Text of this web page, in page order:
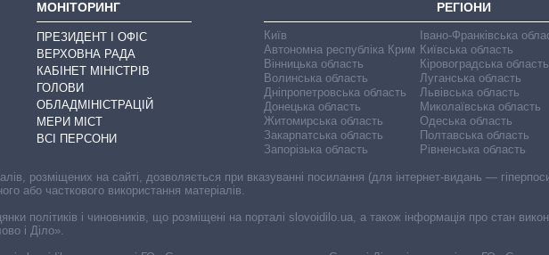
МОНІТОРИНГ
ПРЕЗИДЕНТ І ОФІС
ВЕРХОВНА РАДА
КАБІНЕТ МІНІСТРІВ
ГОЛОВИ
ОБЛАДМІНІСТРАЦІЙ
МЕРИ МІСТ
ВСІ ПЕРСОНИ
РЕГІОНИ
Київ
Автономна республіка Крим
Вінницька область
Волинська область
Дніпропетровська область
Донецька область
Житомирська область
Закарпатська область
Запорізька область
Івано-Франківська
Київська область
Кіровоградська область
Луганська область
Львівська область
Миколаївська область
Одеська область
Полтавська область
Рівненська область
розміщених на сайті, дозволяється при вказуванні посилання (для інтернет-видань —
або часткового використання матеріалів.
політиків і чиновників, що розміщені на порталі slovoidilo.ua, а також інформація про стан
і Діло».